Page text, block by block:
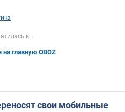
к...
на главную OBOZ
свои мобильные